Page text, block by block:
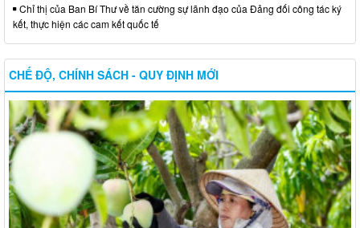
Chỉ thị của Ban Bí Thư về tăn cường sự lãnh đạo của Đảng đối công tác ký
kết, thực hiện các cam kết quốc tế
CHẾ ĐỘ, CHÍNH SÁCH - QUY ĐỊNH MỚI